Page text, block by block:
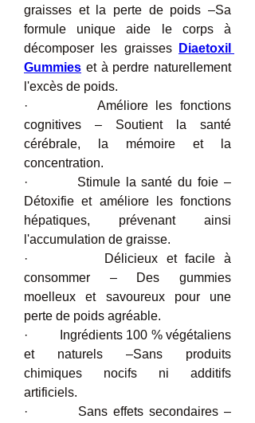
graisses et la perte de poids –Sa
formule unique aide le corps à
décomposer les graisses
Diaetoxil
Gummies et à perdre naturellement
l'excès de poids.
·         Améliore les fonctions
cognitives – Soutient la santé
cérébrale, la mémoire et la
concentration.
·         Stimule la santé du foie –
Détoxifie et améliore les fonctions
hépatiques, prévenant ainsi
l'accumulation de graisse.
·         Délicieux et facile à
consommer – Des gummies
moelleux et savoureux pour une
perte de poids agréable.
·         Ingrédients 100 % végétaliens
et naturels –Sans produits
chimiques nocifs ni additifs
artificiels.
·         Sans effets secondaires –